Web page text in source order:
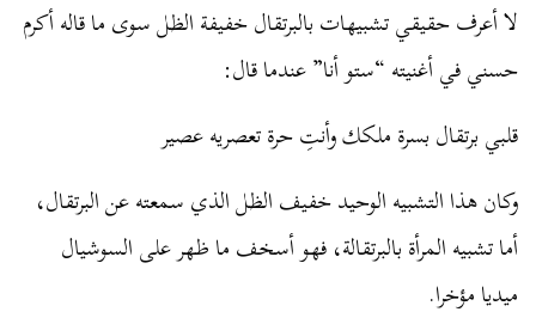
لا أعرف حقيقي تشبيهات بالبرتقال خفيفة الظل سوى ما قاله أكرم
حسني في أغنيته “ستو أنا” عندما قال:
قلبي برتقال بسرة ملكك وأنتِ حرة تعصريه عصير
وكان هذا التشبيه الوحيد خفيف الظل الذي سمعته عن البرتقال،
أما تشبيه المرأة بالبرتقالة، فهو أسخف ما ظهر على السوشيال
ميديا مؤخرا.